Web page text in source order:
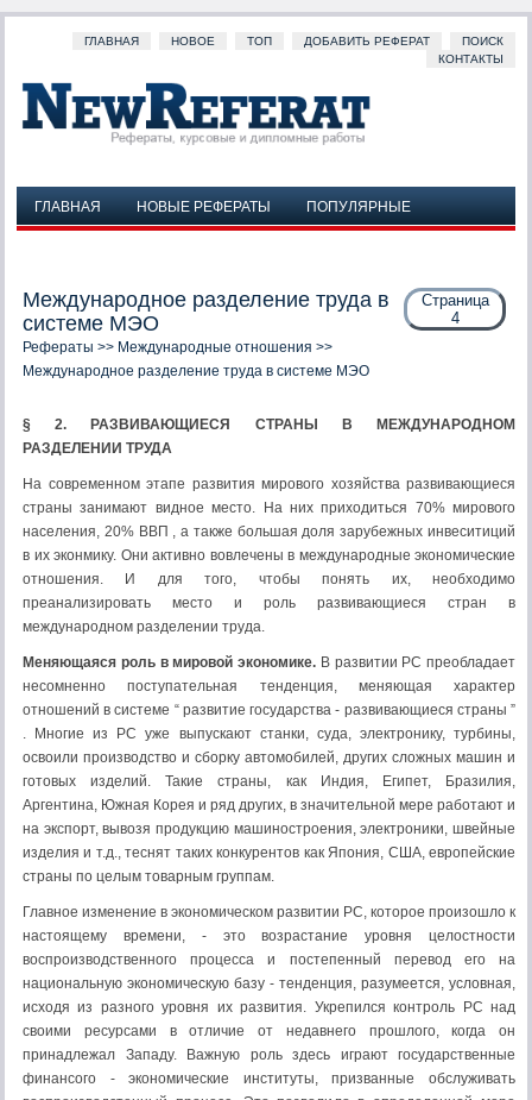
ГЛАВНАЯ НОВОЕ ТОП ДОБАВИТЬ РЕФЕРАТ
ПОИСК
КОНТАКТЫ
ГЛАВНАЯ НОВЫЕ РЕФЕРАТЫ
ПОПУЛЯРНЫЕ
Страница
4
Международное разделение труда в
системе МЭО
Рефераты >> Международные отношения >>
Международное разделение труда в системе МЭО
§ 2. РАЗВИВАЮЩИЕСЯ СТРАНЫ В МЕЖДУНАРОДНОМ
РАЗДЕЛЕНИИ ТРУДА
На современном этапе развития мирового хозяйства развивающиеся
страны занимают видное место. На них приходиться 70% мирового
населения, 20% ВВП , а также большая доля зарубежных инвеситиций
в их эконмику. Они активно вовлечены в международные экономические
отношения. И для того, чтобы понять их, необходимо
преанализировать место и роль развивающиеся стран в
международном разделении труда.
Меняющаяся роль в мировой экономике. В развитии РС преобладает
несомненно поступательная тенденция, меняющая характер
отношений в системе “ развитие государства - развивающиеся страны ”
. Многие из РС уже выпускают станки, суда, электронику, турбины,
освоили производство и сборку автомобилей, других сложных машин и
готовых изделий. Такие страны, как Индия, Египет, Бразилия,
Аргентина, Южная Корея и ряд других, в значительной мере работают и
на экспорт, вывозя продукцию машиностроения, электроники, швейные
изделия и т.д., теснят таких конкурентов как Япония, США, европейские
страны по целым товарным группам.
Главное изменение в экономическом развитии РС, которое произошло к
настоящему времени, - это возрастание уровня целостности
воспроизводственного процесса и постепенный перевод его на
национальную экономическую базу - тенденция, разумеется, условная,
исходя из разного уровня их развития. Укрепился контроль РС над
своими ресурсами в отличие от недавнего прошлого, когда он
принадлежал Западу. Важную роль здесь играют государственные
финансого - экономические институты, призванные обслуживать